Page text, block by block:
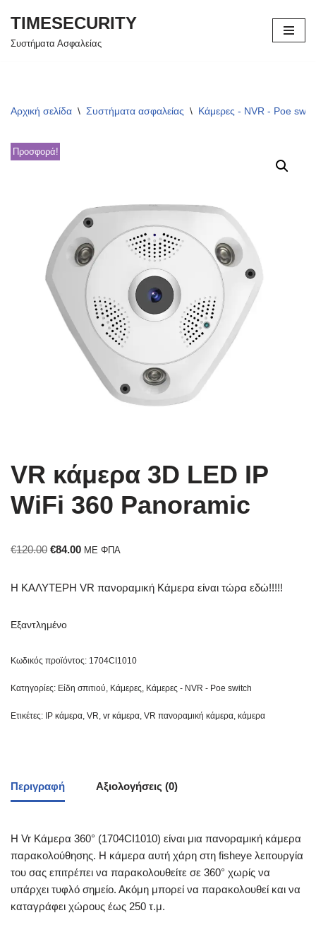
Μεταπηδήστε
TIMESECURITY
Συστήματα Ασφαλείας
Αρχική σελίδα \ Συστήματα ασφαλείας \ Κάμερες - NVR - Poe
Προσφορά!
VR κάμερα 3D LED IP
WiFi 360 Panoramic
€120.00 €84.00 ΜΕ ΦΠΑ
Η ΚΑΛΥΤΕΡΗ VR πανοραμική Κάμερα είναι τώρα εδώ!!!!!
Εξαντλημένο
Κωδικός προϊόντος: 1704CI1010
Κατηγορίες: Είδη σπιτιού, Κάμερες, Κάμερες - NVR - Poe switch
Ετικέτες: IP κάμερα, VR, vr κάμερα, VR πανοραμική κάμερα, κάμερα
Περιγραφή Αξιολογήσεις (0)
Η Vr Κάμερα 360° (1704CI1010) είναι μια πανοραμική κάμερα
παρακολούθησης. H κάμερα αυτή χάρη στη fisheye λειτουργία
του σας επιτρέπει να παρακολουθείτε σε 360° χωρίς να
υπάρχει τυφλό σημείο. Ακόμη μπορεί να παρακολουθεί και να
καταγράφει χώρους έως 250 τ.μ.